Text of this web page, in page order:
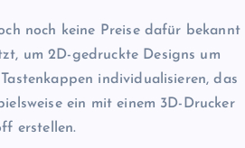
noch keine Preise dafür bekannt
um 2D-gedruckte Designs um
individualisieren, das
ein mit einem 3D-Drucker
erstellen.